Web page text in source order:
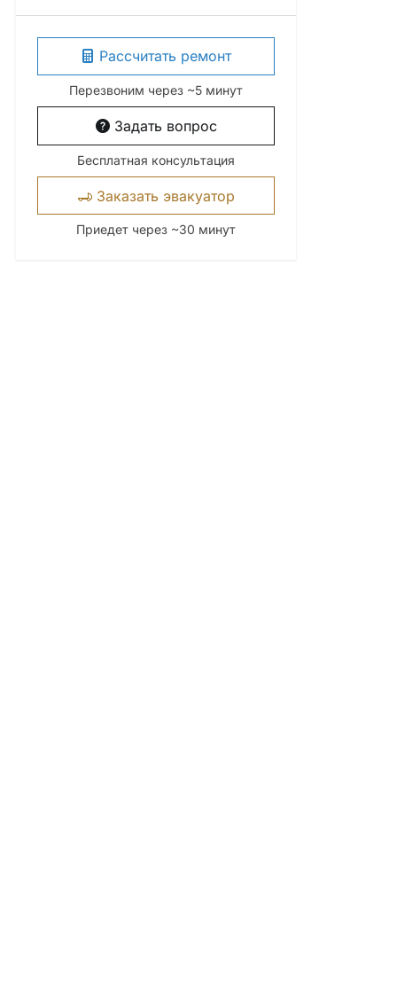
Рассчитать ремонт
Перезвоним через ~5 минут
Задать вопрос
Бесплатная консультация
Заказать эвакуатор
Приедет через ~30 минут